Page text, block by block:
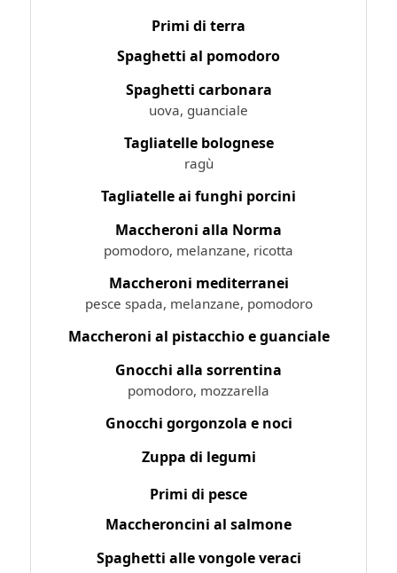
Primi di terra
Spaghetti al pomodoro
Spaghetti carbonara
uova, guanciale
Tagliatelle bolognese
ragù
Tagliatelle ai funghi porcini
Maccheroni alla Norma
pomodoro, melanzane, ricotta
Maccheroni mediterranei
pesce spada, melanzane, pomodoro
Maccheroni al pistacchio e guanciale
Gnocchi alla sorrentina
pomodoro, mozzarella
Gnocchi gorgonzola e noci
Zuppa di legumi
Primi di pesce
Maccheroncini al salmone
Spaghetti alle vongole veraci